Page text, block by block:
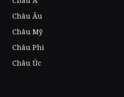
Châu Âu
Châu Mỹ
Châu Phi
Châu Úc